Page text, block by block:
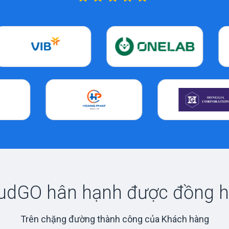
hân hạnh được đồng
Trên chặng đường thành công của Khách hàng